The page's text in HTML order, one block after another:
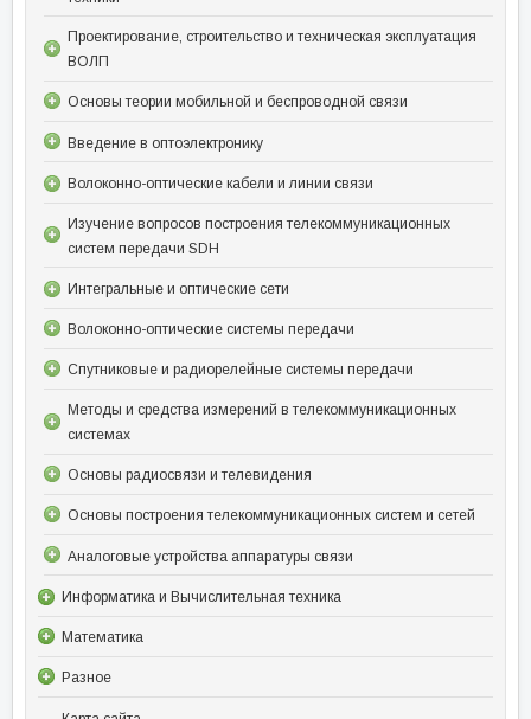
Проектирование, строительство и техническая эксплуатация
ВОЛП
Основы теории мобильной и беспроводной связи
Введение в оптоэлектронику
Волоконно-оптические кабели и линии связи
Изучение вопросов построения телекоммуникационных
систем передачи SDH
Интегральные и оптические сети
Волоконно-оптические системы передачи
Спутниковые и радиорелейные системы передачи
Методы и средства измерений в телекоммуникационных
системах
Основы радиосвязи и телевидения
Основы построения телекоммуникационных систем и сетей
Аналоговые устройства аппаратуры связи
Информатика и Вычислительная техника
Математика
Разное